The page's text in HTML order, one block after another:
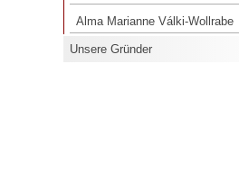
Alma Marianne Válki-Wollrabe
Unsere Gründer
Dr. med. Peter Walz
Alma Marianne Válki-Wollrabe